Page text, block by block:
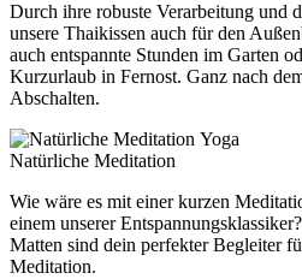
Durch ihre robuste Verarbeitung und
unsere Thaikissen auch für den
auch entspannte Stunden im Garten
Kurzurlaub in Fernost. Ganz nach
Abschalten.
Yoga
Natürliche Meditation
Wie wäre es mit einer kurzen
einem unserer
Matten sind dein perfekter Begleiter
Meditation.